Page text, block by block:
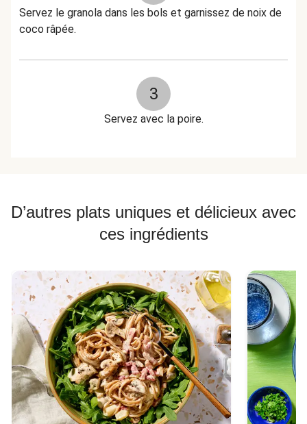
Servez le granola dans les bols et garnissez de noix de
coco râpée.
3
Servez avec la poire.
D’autres plats uniques et délicieux avec
ces ingrédients